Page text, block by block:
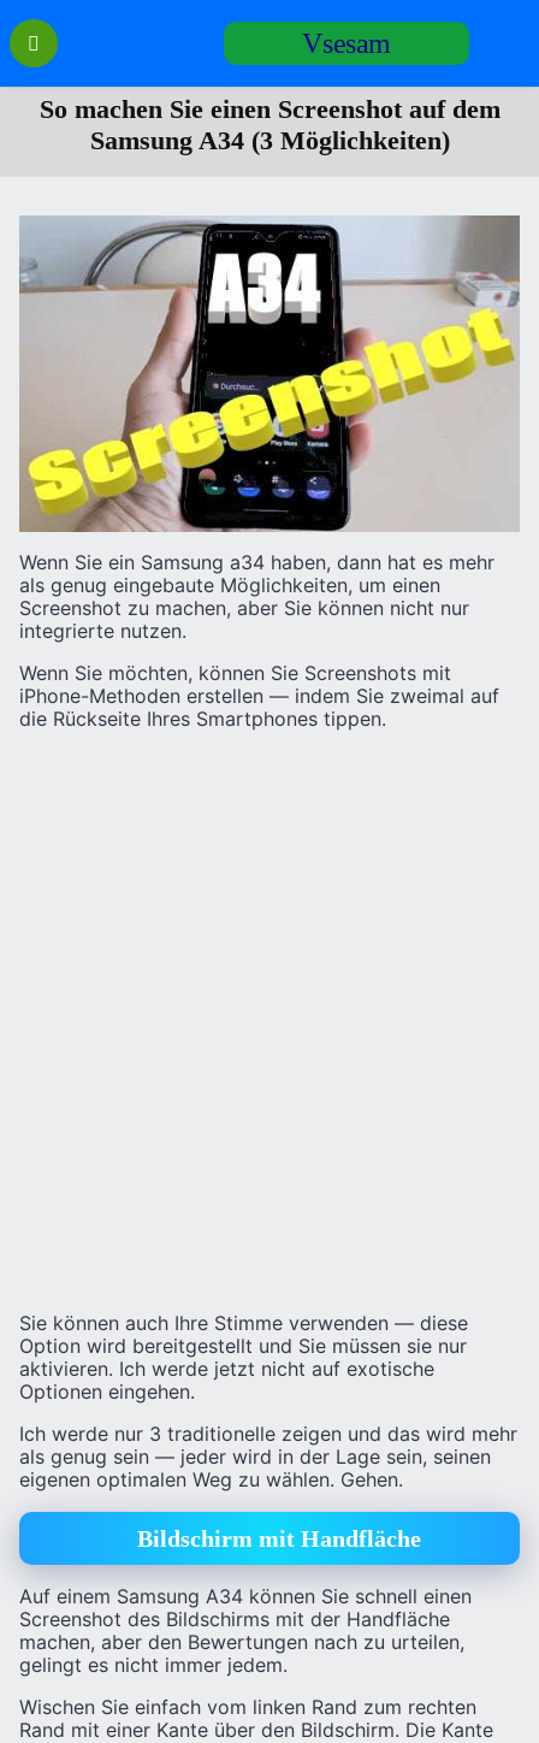
Перейти
содержанию
Vsesam
So machen Sie einen Screenshot auf dem
Samsung A34 (3 Möglichkeiten)
Wenn Sie ein Samsung a34 haben, dann hat es mehr
als genug eingebaute Möglichkeiten, um einen
Screenshot zu machen, aber Sie können nicht nur
integrierte nutzen.
Wenn Sie möchten, können Sie Screenshots mit
iPhone-Methoden erstellen — indem Sie zweimal auf
die Rückseite Ihres Smartphones tippen.
Sie können auch Ihre Stimme verwenden — diese
Option wird bereitgestellt und Sie müssen sie nur
aktivieren. Ich werde jetzt nicht auf exotische
Optionen eingehen.
Ich werde nur 3 traditionelle zeigen und das wird mehr
als genug sein — jeder wird in der Lage sein, seinen
eigenen optimalen Weg zu wählen. Gehen.
Bildschirm mit Handfläche
Auf einem Samsung A34 können Sie schnell einen
Screenshot des Bildschirms mit der Handfläche
machen, aber den Bewertungen nach zu urteilen,
gelingt es nicht immer jedem.
Wischen Sie einfach vom linken Rand zum rechten
Rand mit einer Kante über den Bildschirm. Die Kante